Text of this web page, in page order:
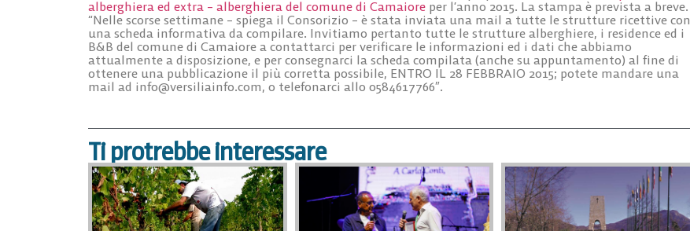
alberghiera ed extra – alberghiera del comune di Camaiore per l’anno 2015. La stampa è prevista a breve.
“Nelle scorse settimane – spiega il Consorizio – è stata inviata una mail a tutte le strutture ricettive con
una scheda informativa da compilare. Invitiamo pertanto tutte le strutture alberghiere, i residence ed i
B&B del comune di Camaiore a contattarci per verificare le informazioni ed i dati che abbiamo
attualmente a disposizione, e per consegnarci la scheda compilata (anche su appuntamento) al fine di
ottenere una pubblicazione il più corretta possibile, ENTRO IL 28 FEBBRAIO 2015; potete mandare una
mail ad info@versiliainfo.com, o telefonarci allo 0584617766″.
Ti protrebbe interessare